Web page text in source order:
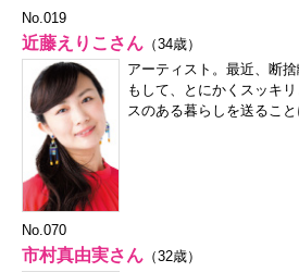
No.019
近藤えりこさん （34歳）
アーティスト。最近、断
もして、とにかくスッキ
スのある暮らしを送るこ
No.070
市村真由実さん （32歳）